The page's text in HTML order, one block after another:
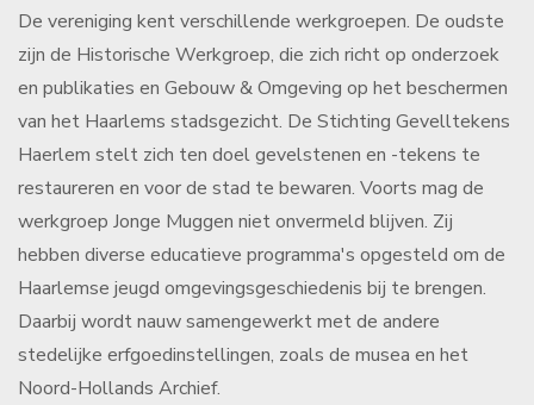
De vereniging kent verschillende werkgroepen. De oudste
zijn de Historische Werkgroep, die zich richt op onderzoek
en publikaties en Gebouw & Omgeving op het beschermen
van het Haarlems stadsgezicht. De Stichting Gevelltekens
Haerlem stelt zich ten doel gevelstenen en -tekens te
restaureren en voor de stad te bewaren. Voorts mag de
werkgroep Jonge Muggen niet onvermeld blijven. Zij
hebben diverse educatieve programma's opgesteld om de
Haarlemse jeugd omgevingsgeschiedenis bij te brengen.
Daarbij wordt nauw samengewerkt met de andere
stedelijke erfgoedinstellingen, zoals de musea en het
Noord-Hollands Archief.